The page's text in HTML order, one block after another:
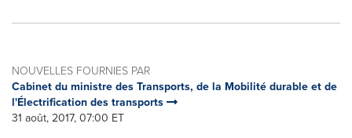
NOUVELLES FOURNIES PAR
Cabinet du ministre des Transports, de la Mobilité durable et de
l'Électrification des transports
31 août, 2017, 07:00 ET